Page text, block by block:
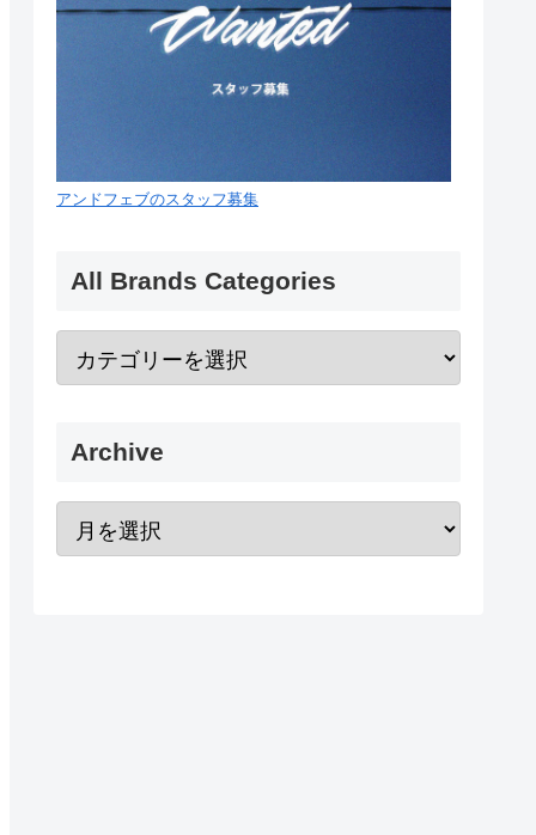
アンドフェブのスタッフ募集
All Brands Categories
Archive